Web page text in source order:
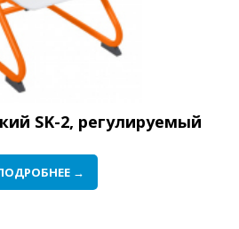
SK-2, регулируемый
→